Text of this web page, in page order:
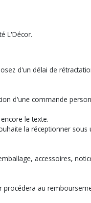
L'Décor.
d'un délai de
d'une commande
le texte.
la réceptionner
accessoires,
au